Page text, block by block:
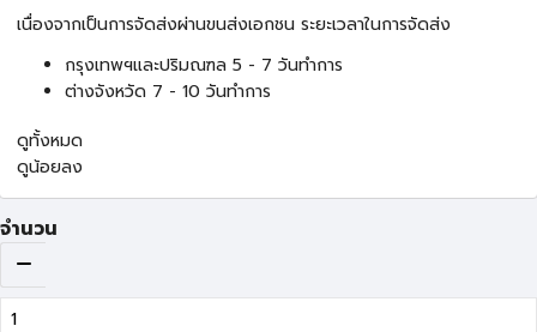
เนื่องจากเป็นการจัดส่งผ่านขนส่งเอกชน ระยะเวลาในการจัดส่ง
กรุงเทพฯและปริมณฑล 5 - 7 วันทำการ
ต่างจังหวัด 7 - 10 วันทำการ
ดูทั้งหมด
ดูน้อยลง
จำนวน